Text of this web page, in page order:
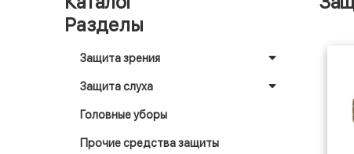
Разделы
Защита зрения
Защита слуха
Головные уборы
Прочие средства защиты